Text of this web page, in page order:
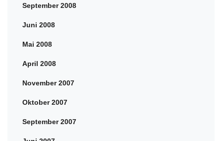
September 2008
Juni 2008
Mai 2008
April 2008
November 2007
Oktober 2007
September 2007